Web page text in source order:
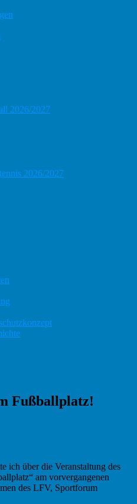
2026/2027
2026/2027
Fußballplatz!
ich über die Veranstaltung des
am vorvergangenen
des LFV, Sportforum